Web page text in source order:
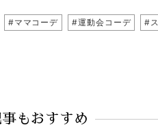
#ママコーデ #運動会コーデ #
もおすすめ